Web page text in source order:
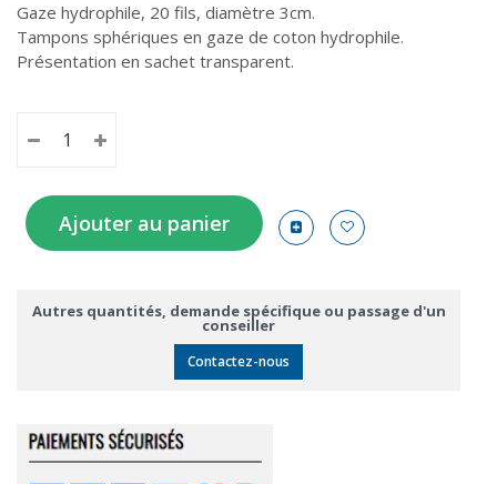
Gaze hydrophile, 20 fils, diamètre 3cm.
Tampons sphériques en gaze de coton hydrophile.
Présentation en sachet transparent.
Ajouter au panier
Autres quantités, demande spécifique ou passage d'un
conseiller
Contactez-nous